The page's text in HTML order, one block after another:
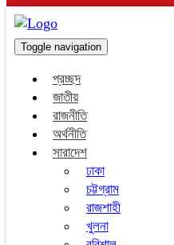
Toggle navigation
প্রচ্ছদ
জাতীয়
রাজনীতি
অর্থনীতি
সারাদেশ
ঢাকা
চট্টগ্রাম
রাজশাহী
খুলনা